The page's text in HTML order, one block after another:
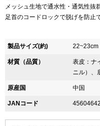
メッシュ生地で通水性・通気性抜群
足首のコードロックで脱げを防止
製品サイズ(約) 22~23cm
材質（品質）
表皮：ナ
ニル）、
原産国 中国
JANコード